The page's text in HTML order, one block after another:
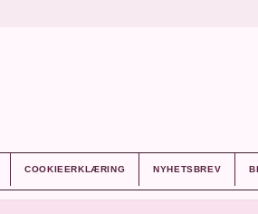
COOKIEERKLÆRING NYHETSBREV